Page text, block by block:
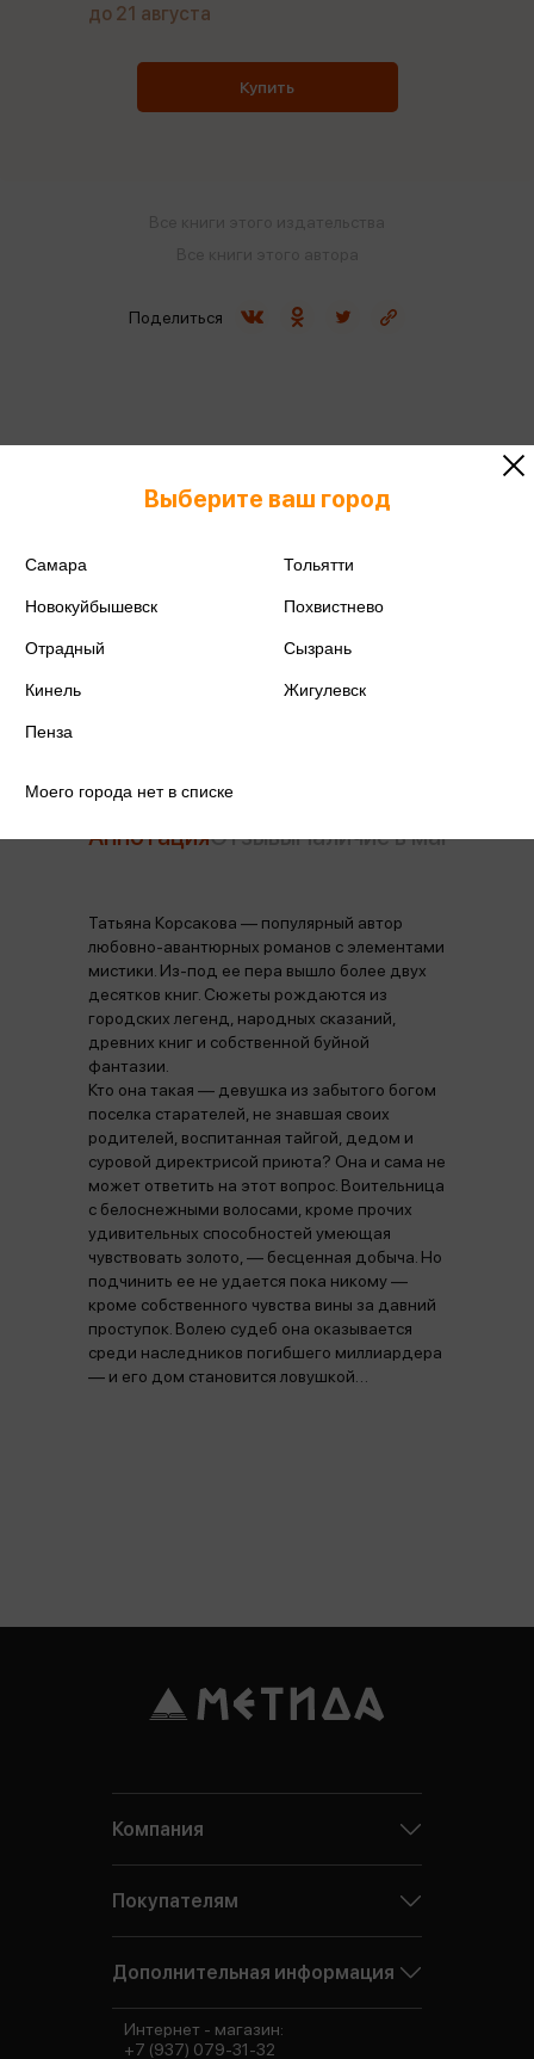
до 21 августа
Купить
Поделиться
АннотацияОтзывыНаличие в магазинах
Татьяна Корсакова — популярный автор
любовно-авантюрных романов с элементами
мистики. Из-под ее пера вышло более двух
десятков книг. Сюжеты рождаются из
городских легенд, народных сказаний,
древних книг и собственной буйной
фантазии.
Кто она такая — девушка из забытого богом
поселка старателей, не знавшая своих
родителей, воспитанная тайгой, дедом и
суровой директрисой приюта? Она и сама не
может ответить на этот вопрос. Воительница
с белоснежными волосами, кроме прочих
удивительных способностей умеющая
чувствовать золото, — бесценная добыча. Но
подчинить ее не удается пока никому —
кроме собственного чувства вины за давний
проступок. Волею судеб она оказывается
среди наследников погибшего миллиардера
— и его дом становится ловушкой…
Выберите ваш город
Самара Тольятти
Новокуйбышевск Похвистнево
Отрадный Сызрань
Кинель Жигулевск
Пенза
Моего города нет в списке
Компания
Покупателям
Дополнительная информация
Интернет - магазин:
+7 (937) 079-31-32